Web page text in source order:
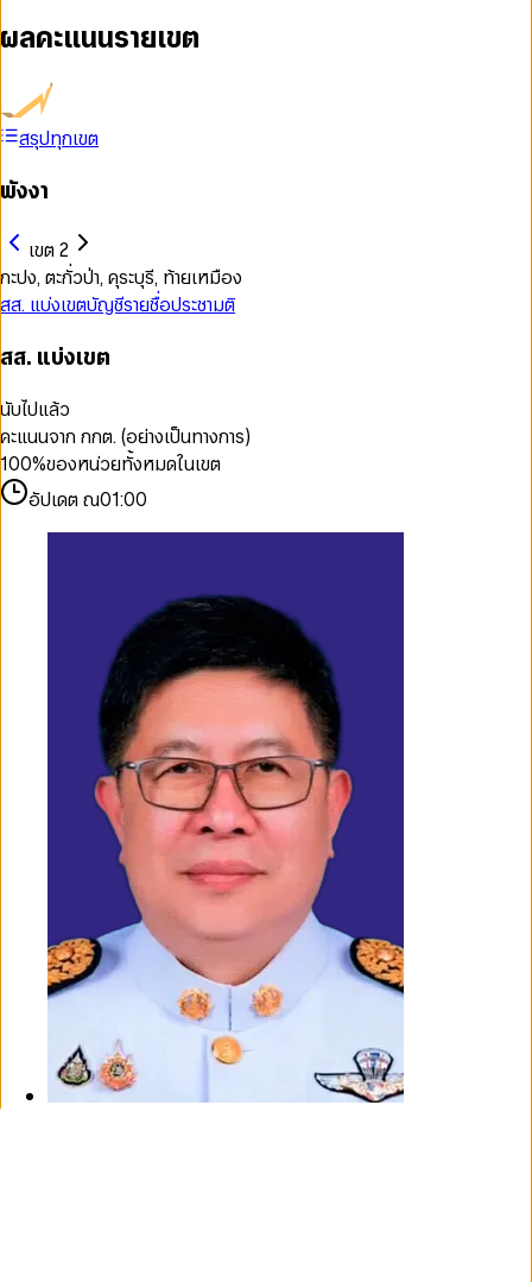
ผลคะแนนรายเขต
สรุปทุกเขต
พังงา
เขต 2
กะปง, ตะกั่วป่า, คุระบุรี, ท้ายเหมือง
สส. แบ่งเขตบัญชีรายชื่อประชามติ
สส. แบ่งเขต
นับไปแล้ว
คะแนนจาก กกต. (อย่างเป็นทางการ)
100%ของหน่วยทั้งหมดในเขต
อัปเดต ณ01:00